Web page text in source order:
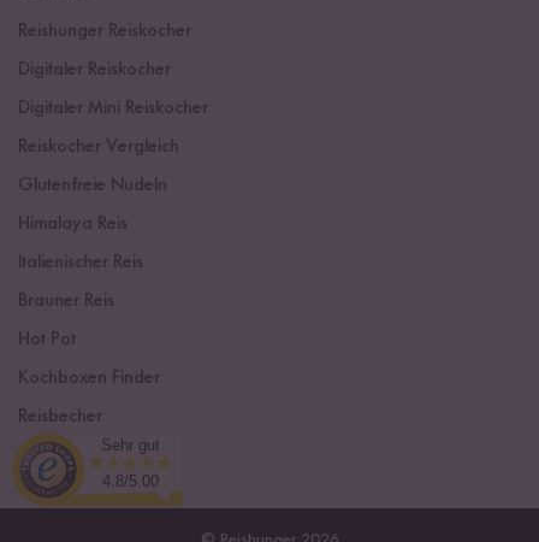
Reishunger Reiskocher
Digitaler Reiskocher
Digitaler Mini Reiskocher
Reiskocher Vergleich
Glutenfreie Nudeln
Himalaya Reis
Italienischer Reis
Brauner Reis
Hot Pot
Kochboxen Finder
Reisbecher
Sushi Einsteiger Box
Sehr gut
4.8/5.00